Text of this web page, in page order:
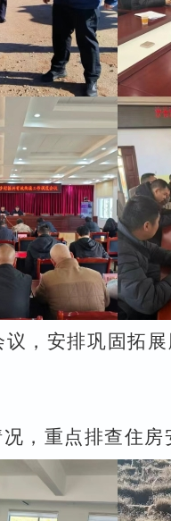
，安排巩固拓
，重点排查住房